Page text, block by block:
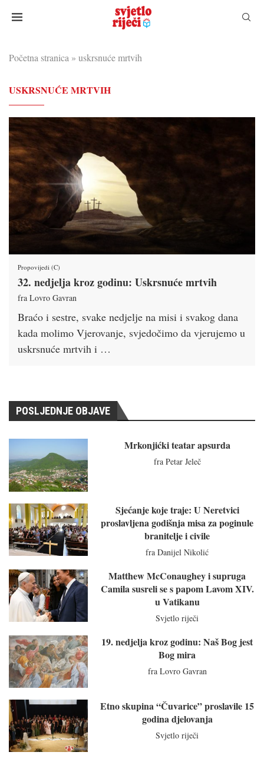
Početna stranica » uskrsnuće mrtvih
USKRSNUĆE MRTVIH
Propovijedi (C)
32. nedjelja kroz godinu: Uskrsnuće mrtvih
fra Lovro Gavran
Braćo i sestre, svake nedjelje na misi i svakog dana
kada molimo Vjerovanje, svjedočimo da vjerujemo u
uskrsnuće mrtvih i …
POSLJEDNJE OBJAVE
Mrkonjićki teatar apsurda
fra Petar Jeleč
Sjećanje koje traje: U Neretvici
proslavljena godišnja misa za poginule
branitelje i civile
fra Danijel Nikolić
Matthew McConaughey i supruga
Camila susreli se s papom Lavom XIV.
u Vatikanu
Svjetlo riječi
19. nedjelja kroz godinu: Naš Bog jest
Bog mira
fra Lovro Gavran
Etno skupina “Čuvarice” proslavile 15
godina djelovanja
Svjetlo riječi